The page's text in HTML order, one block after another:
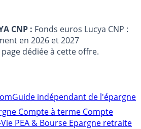
CNP : Fonds euros Lucya CNP :
en 2026 et 2027
dédiée à cette offre.
Guide indépendant de l'épargne
Compte à terme Compte
PEA & Bourse Epargne retraite